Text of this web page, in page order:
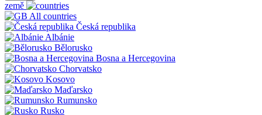
země
All countries
Česká republika
Albánie
Bělorusko
Bosna a Hercegovina
Chorvatsko
Kosovo
Maďarsko
Rumunsko
Rusko